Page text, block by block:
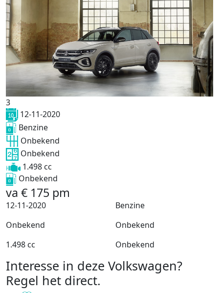
3
12-11-2020
Benzine
Onbekend
Onbekend
1.498 cc
Onbekend
va € 175 pm
12-11-2020
Benzine
Onbekend
Onbekend
1.498 cc
Onbekend
Interesse in deze Volkswagen?
Regel het direct.